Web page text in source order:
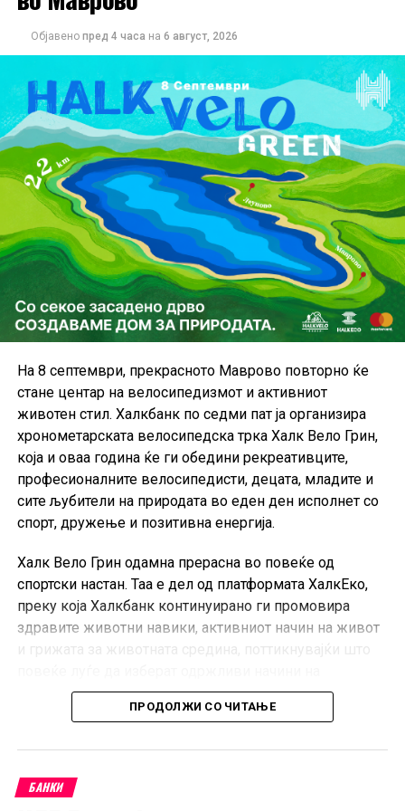
Објавено пред 4 часа на 6 август, 2026
На 8 септември, прекрасното Маврово повторно ќе
стане центар на велосипедизмот и активниот
животен стил. Халкбанк по седми пат ја организира
хронометарската велосипедска трка Халк Вело Грин,
која и оваа година ќе ги обедини рекреативците,
професионалните велосипедисти, децата, младите и
сите љубители на природата во еден ден исполнет со
спорт, дружење и позитивна енергија.
Халк Вело Грин одамна прерасна во повеќе од
спортски настан. Таа е дел од платформата ХалкЕко,
преку која Халкбанк континуирано ги промовира
здравите животни навики, активниот начин на живот
и грижата за животната средина, поттикнувајќи што
движење и рекреација.
натпреваруваат во неколку категории. Категоријата
Хобие наменета за сите рекреативни и
професионални велосипедисти, во машка и женска
ПРОДОЛЖИ СО ЧИТАЊЕ
БАНКИ